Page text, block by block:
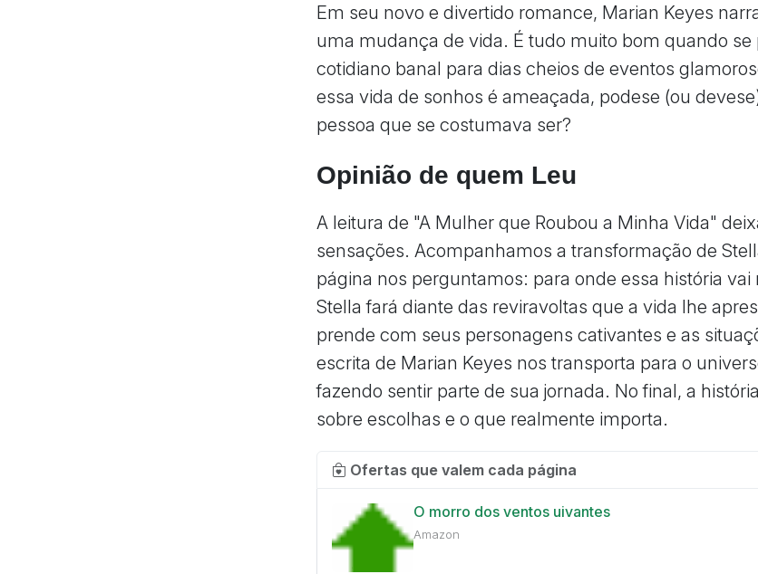
Em seu novo e divertido romance, Marian Keyes
uma mudança de vida. É tudo muito bom quando se
cotidiano banal para dias cheios de eventos
essa vida de sonhos é ameaçada, podese (ou
pessoa que se costumava ser?
Opinião de quem Leu
A leitura de "A Mulher que Roubou a Minha Vida"
sensações. Acompanhamos a transformação de
página nos perguntamos: para onde essa história vai
Stella fará diante das reviravoltas que a vida lhe
prende com seus personagens cativantes e as
escrita de Marian Keyes nos transporta para o
fazendo sentir parte de sua jornada. No final, a
sobre escolhas e o que realmente importa.
Ofertas que valem cada página
O morro dos ventos uivantes
Amazon